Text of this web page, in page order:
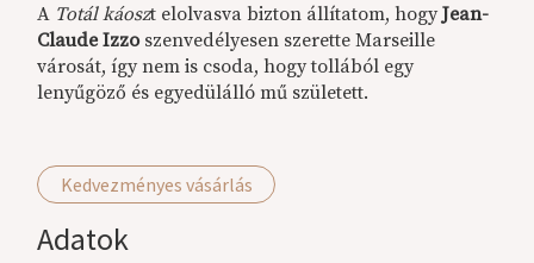
Kedvezményes vásárlás
Adatok
A Totál káoszt elolvasva bizton állítatom, hogyJean-
Claude Izzo szenvedélyesen szerette Marseille
városát, így nem is csoda, hogy tollából egy
lenyűgöző és egyedülálló mű született.